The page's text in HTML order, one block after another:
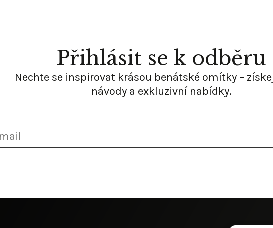
Přihlásit se k odběru
Nechte se inspirovat krásou benátské omítky –
návody a exkluzivnínabídky.